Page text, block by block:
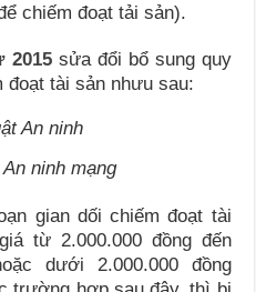
chiếm đoạt tải sản).
2015sửa đổi bổ sung quy
tài sản nhưu sau:
ninh mạng
gian dối chiếm đoạt tài
từ 2.000.000 đồng đến
dưới 2.000.000 đồng